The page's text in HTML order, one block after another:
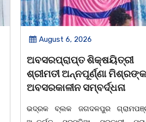
August 6, 2026
ପୁନର୍ବାର ତ୍ରୁଟି ପିଲାଙ୍କୁ ମୂର୍ଖ
କରିବାକୁ ଷଡଯନ୍ତ୍ର ! ଭୁଲ ବହି
ପ୍ରତ୍ୟାହାର ନହେଲେ ଆସନ୍ତା 17
ମହାସଂଘର ଆମରଣ ଅନଶନ